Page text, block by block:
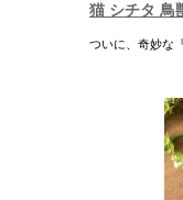
猫 シチタ 鳥
ついに、奇妙な